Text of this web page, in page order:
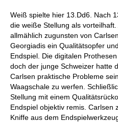
Weiß spielte hier 13.Dd6. Nach
die weiße Stellung als
allmählich zugunsten von
Georgiadis ein Qualitätsopfer
Endspiel. Die digitalen
doch der junge Schweizer hatte
Carlsen praktische Probleme
Waagschale zu werfen.
Stellung mit einem
Endspiel objektiv remis. Carlsen
Kniffe aus dem